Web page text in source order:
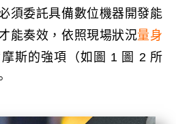
必須委託具備數位機器開發能
能奏效 ，依照現場狀況量身
斯的強項 （如圖 1 圖 2 所